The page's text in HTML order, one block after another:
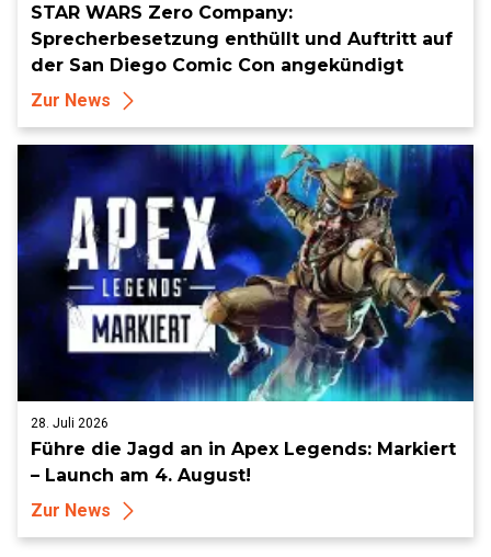
STAR WARS Zero Company:
Sprecherbesetzung enthüllt und Auftritt auf
der San Diego Comic Con angekündigt
Zur News
28. Juli 2026
Führe die Jagd an in Apex Legends: Markiert
– Launch am 4. August!
Zur News